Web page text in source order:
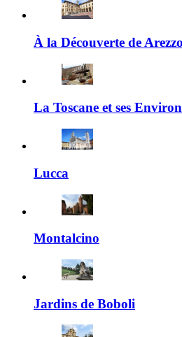
À la Découverte de
La Toscane et ses
Lucca
Montalcino
Jardins de Boboli